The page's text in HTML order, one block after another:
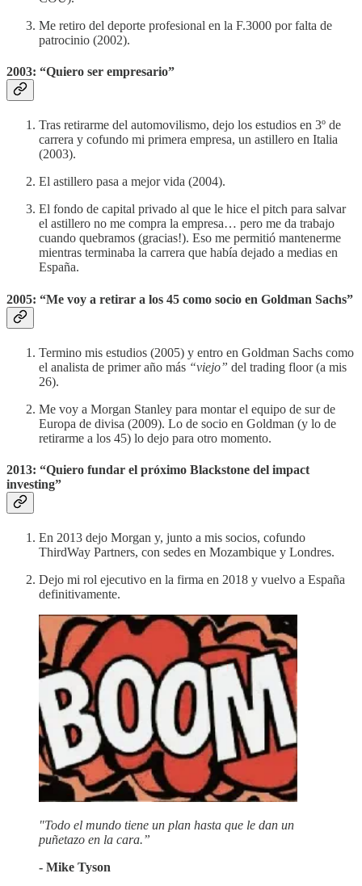
Me retiro del deporte profesional en la F.3000 por falta de
patrocinio (2002).
2003: “Quiero ser empresario”
Tras retirarme del automovilismo, dejo los estudios en 3º de
carrera y cofundo mi primera empresa, un astillero en Italia
(2003).
El astillero pasa a mejor vida (2004).
El fondo de capital privado al que le hice el pitch para salvar
el astillero no me compra la empresa… pero me da trabajo
cuando quebramos (gracias!). Eso me permitió mantenerme
mientras terminaba la carrera que había dejado a medias en
España.
2005: “Me voy a retirar a los 45 como socio en Goldman Sachs”
Termino mis estudios (2005) y entro en Goldman Sachs como
el analista de primer año más “viejo” del trading floor (a mis
26).
Me voy a Morgan Stanley para montar el equipo de sur de
Europa de divisa (2009). Lo de socio en Goldman (y lo de
retirarme a los 45) lo dejo para otro momento.
2013: “Quiero fundar el próximo Blackstone del impact
investing”
En 2013 dejo Morgan y, junto a mis socios, cofundo
ThirdWay Partners, con sedes en Mozambique y Londres.
Dejo mi rol ejecutivo en la firma en 2018 y vuelvo a España
definitivamente.
"Todo el mundo tiene un plan hasta que le dan un
puñetazo en la cara.”
- Mike Tyson